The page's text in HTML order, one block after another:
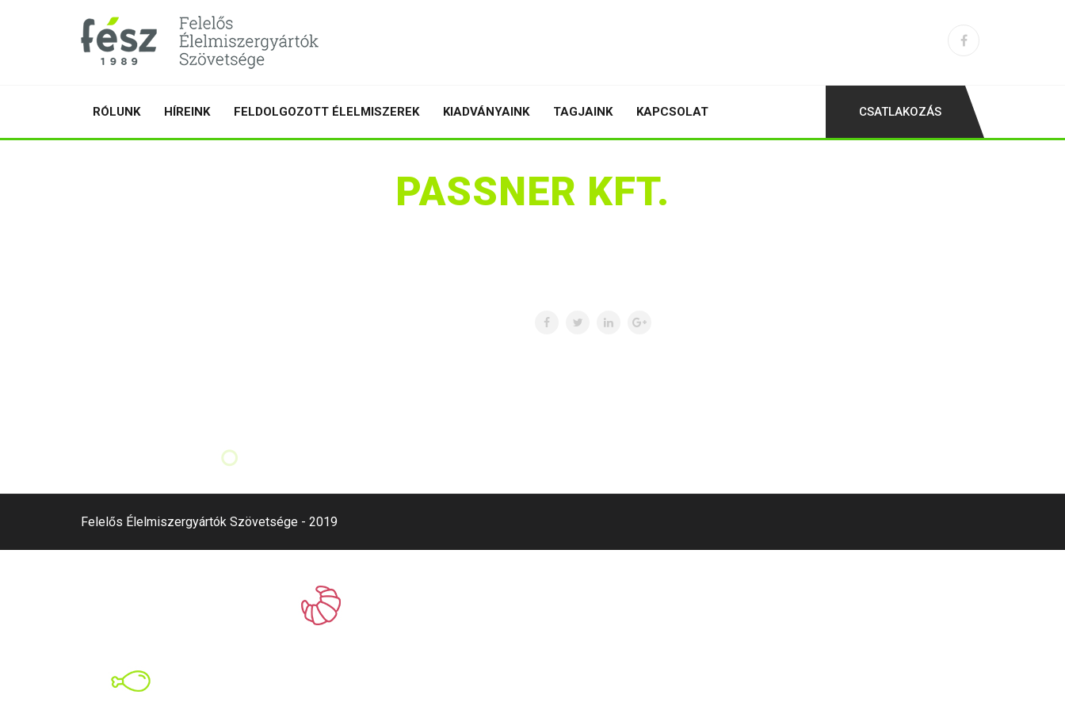
RÓLUNK HÍREINK FELDOLGOZOTT ÉLELMISZEREK KIADVÁNYAINK TAGJAINK KAPCSOLAT CSATLAKOZÁS
PASSNER KFT.
Felelős Élelmiszergyártók Szövetsége - 2019